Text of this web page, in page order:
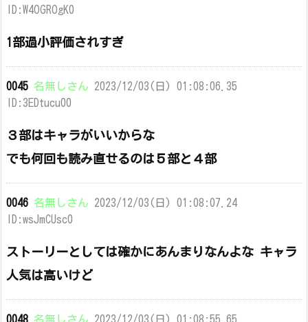
ID:W4OGROgK0
1部過小評価されすぎ
0045 名無しさん 2023/12/03(日) 01:08:06.35
ID:3EDtucu00
３部はキャラがいいからな
でも何回も読み直せるのは５部と４部
0046 名無しさん 2023/12/03(日) 01:08:07.24
ID:wsJmCUsc0
ストーリーとしては確かにあんまりなんよな キャラ
人気は高いけど
0048 名無しさん 2023/12/03(日) 01:08:55.65